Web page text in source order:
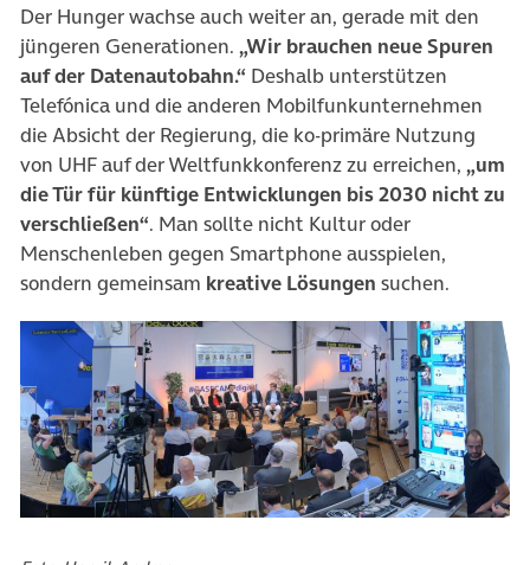
Der Hunger wachse auch weiter an, gerade mit den
jüngeren Generationen. „Wir brauchen neue Spuren
auf der Datenautobahn.“ Deshalb unterstützen
Telefónica und die anderen Mobilfunkunternehmen
die Absicht der Regierung, die ko-primäre Nutzung
von UHF auf der Weltfunkkonferenz zu erreichen, „um
die Tür für künftige Entwicklungen bis 2030 nicht zu
verschließen“. Man sollte nicht Kultur oder
Menschenleben gegen Smartphone ausspielen,
sondern gemeinsam kreative Lösungen suchen.